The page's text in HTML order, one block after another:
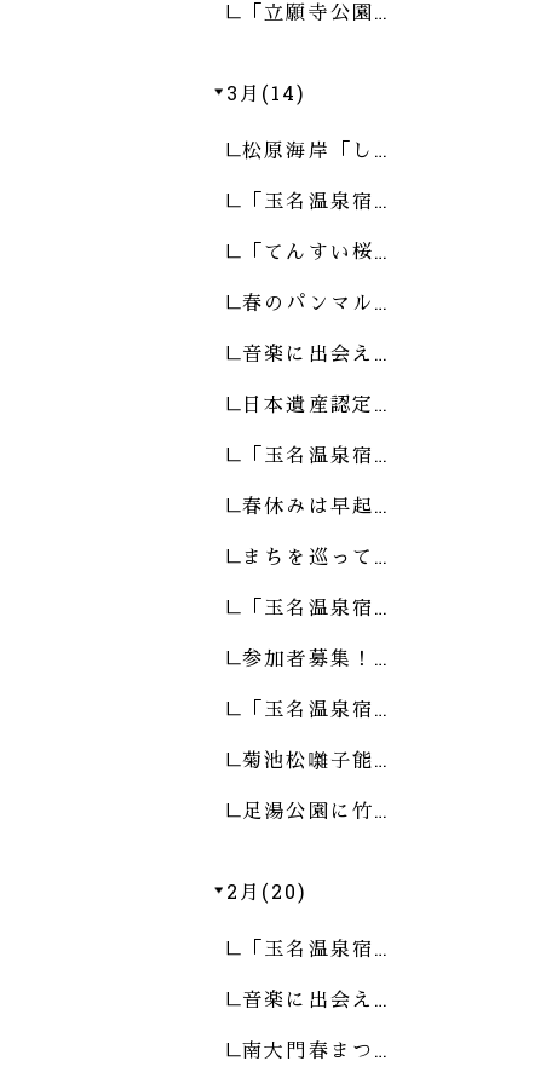
「立願寺公園…
3月(14)
松原海岸「し…
「玉名温泉宿…
「てんすい桜…
春のパンマル…
音楽に出会え…
日本遺産認定…
「玉名温泉宿…
春休みは早起…
まちを巡って…
「玉名温泉宿…
参加者募集！…
「玉名温泉宿…
菊池松囃子能…
足湯公園に竹…
2月(20)
「玉名温泉宿…
音楽に出会え…
南大門春まつ…